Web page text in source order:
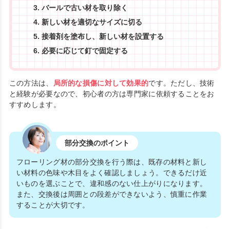
バールで古い材を取り除く
新しい材を適切なサイズに切る
接着剤を塗布し、新しい材を設置する
必要に応じて釘で固定する
この方法は、 局所的な損傷に対して効果的です。ただし、技術
と経験が必要なので、初心者の方は専門家に依頼することをお
すすめします。
部分交換のポイント
フローリング材の部分交換を行う際は、既存の材料と新し
い材料の色味や木目をよく確認しましょう。できるだけ近
いものを選ぶことで、違和感のない仕上がりになります。
また、交換後は周囲との段差ができないよう、慎重に作業
することが大切です。